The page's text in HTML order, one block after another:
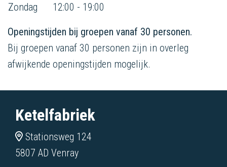
Zondag
12:00 - 19:00
Openingstijden bij groepen vanaf 30 personen.
Bij groepen vanaf 30 personen zijn in overleg
afwijkende openingstijden mogelijk.
Ketelfabriek
Stationsweg 124
5807 AD Venray